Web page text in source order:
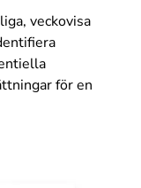
veckovisa
för en